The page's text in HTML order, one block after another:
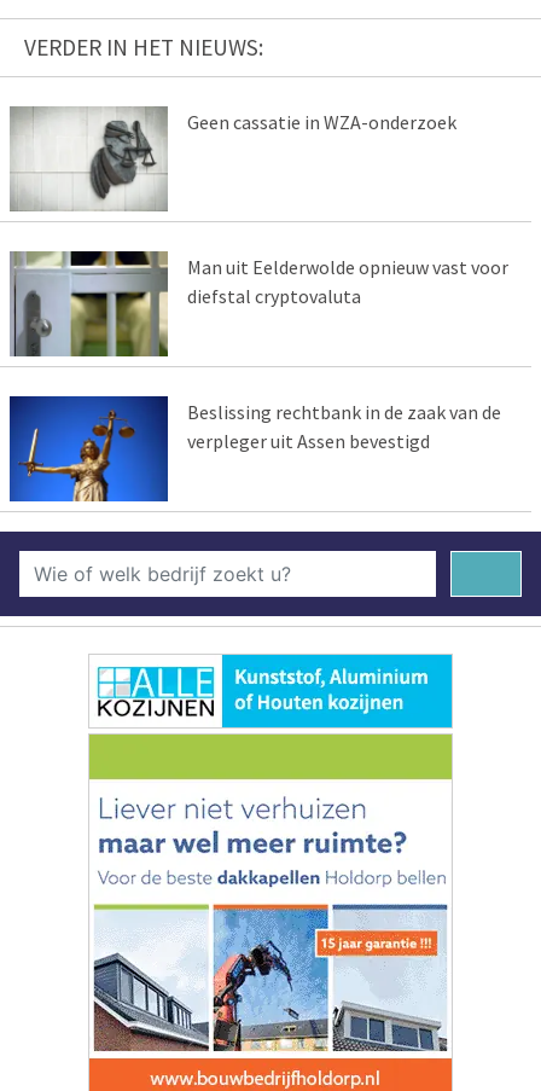
VERDER IN HET NIEUWS:
Geen cassatie in WZA-onderzoek
Man uit Eelderwolde opnieuw vast voor
diefstal cryptovaluta
Beslissing rechtbank in de zaak van de
verpleger uit Assen bevestigd